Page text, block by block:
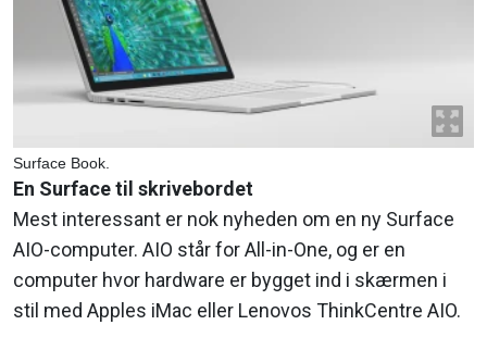
Surface Book.
En Surface til skrivebordet
Mest interessant er nok nyheden om en ny Surface
AIO-computer. AIO står for All-in-One, og er en
computer hvor hardware er bygget ind i skærmen i
stil med Apples iMac eller Lenovos ThinkCentre AIO.